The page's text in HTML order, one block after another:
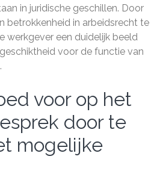
in juridische geschillen. Door
betrokkenheid in arbeidsrecht te
werkgever een duidelijk beeld
voor de functie van
voor op het
door te
mogelijke